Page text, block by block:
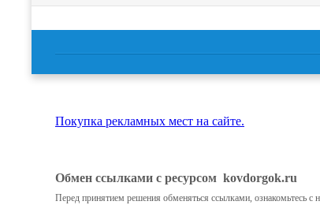
Обмен ссылками
Покупка рекламных мест на сайте.
Обмен ссылками с ресурсом kovdorgok.ru
Перед принятием решения обменяться ссылками, ознакомьтесь с